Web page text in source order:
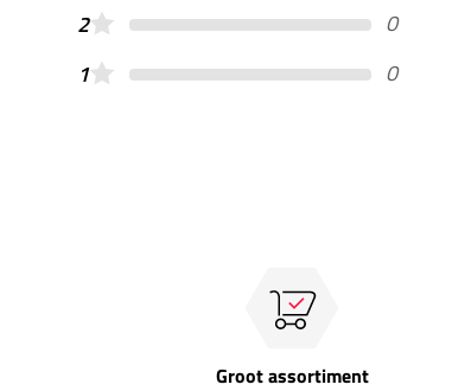
2
0
1
0
Groot assortiment